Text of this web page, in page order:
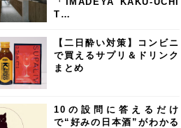
T…
【二日酔い対策】コンビニ
で買えるサプリ＆ドリンク
まとめ
10の設問に答えるだけ
で“好みの日本酒”がわかる